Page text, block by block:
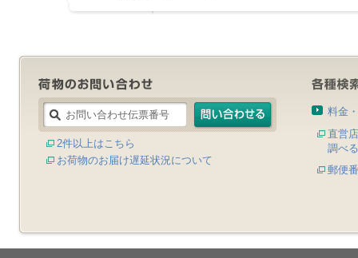
2件以上はこちら
お荷物のお届け遅延状況について
料金
直営
調べる
郵便